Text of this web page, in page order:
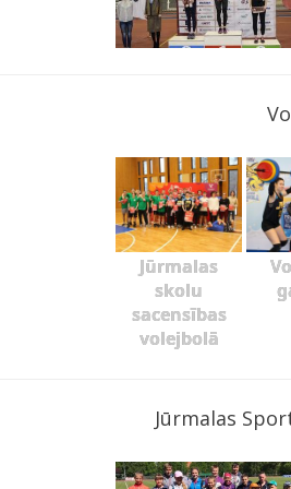
Jūrmalas
skolu
sacensības
volejbolā
Jūrmalas